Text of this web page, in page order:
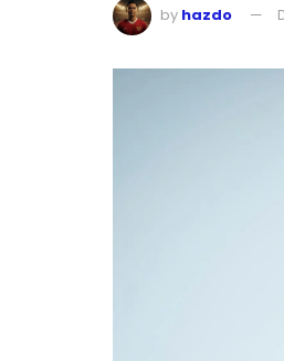
by hazdo